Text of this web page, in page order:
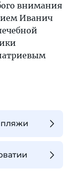
внимания
Иванич
пляжи